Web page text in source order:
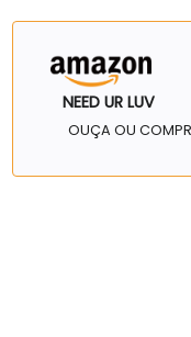
NEED UR LUV
OUÇA OU